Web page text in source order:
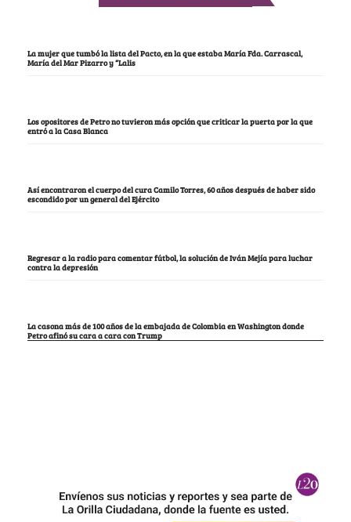
La mujer que tumbó la lista del Pacto, en la que estaba María Fda. Carrascal,
María del Mar Pizarro y “Lalis
Los opositores de Petro no tuvieron más opción que criticar la puerta por la que
entró a la Casa Blanca
Así encontraron el cuerpo del cura Camilo Torres, 60 años después de haber sido
escondido por un general del Ejército
Regresar a la radio para comentar fútbol, la solución de Iván Mejía para luchar
contra la depresión
La casona más de 100 años de la embajada de Colombia en Washington donde
Petro afinó su cara a cara con Trump